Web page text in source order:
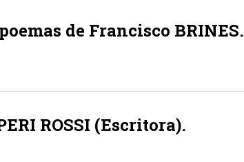
de Francisco BRINES.
ROSSI (Escritora).